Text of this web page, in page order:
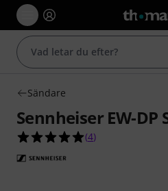
Sändare
Sennheiser EW-DP
5.0 av 5 stjärnor
(4)